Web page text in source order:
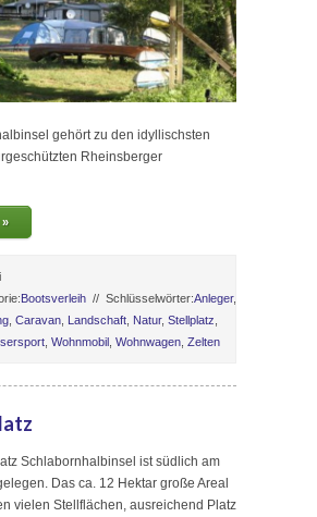
gehört zu den idyllischsten
Rheinsberger
»
Bootsverleih // Schlüsselwörter:Anleger,
Caravan Landschaft Natur, Stellplatz
Wohnmobil Wohnwagen Zelten
Schlabornhalbinsel ist südlich am
Das ca. 12 Hektar große Areal
vielen Stellflächen, ausreichend Platz